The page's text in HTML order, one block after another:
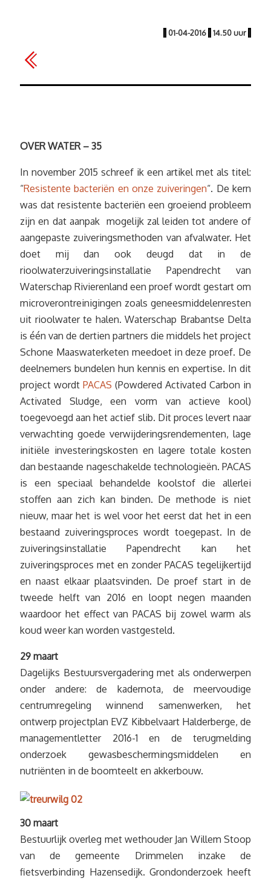
| 01-04-2016 | 14.50 uur |
OVER WATER – 35
In november 2015 schreef ik een artikel met als titel:
“Resistente bacteriën en onze zuiveringen“. De kern
was dat resistente bacteriën een groeiend probleem
zijn en dat aanpak mogelijk zal leiden tot andere of
aangepaste zuiveringsmethoden van afvalwater. Het
doet mij dan ook deugd dat in de
rioolwaterzuiveringsinstallatie Papendrecht van
Waterschap Rivierenland een proef wordt gestart om
microverontreinigingen zoals geneesmiddelenresten
uit rioolwater te halen. Waterschap Brabantse Delta
is één van de dertien partners die middels het project
Schone Maaswaterketen meedoet in deze proef. De
deelnemers bundelen hun kennis en expertise. In dit
project wordt PACAS (Powdered Activated Carbon in
Activated Sludge, een vorm van actieve kool)
toegevoegd aan het actief slib. Dit proces levert naar
verwachting goede verwijderingsrendementen, lage
initiële investeringskosten en lagere totale kosten
dan bestaande nageschakelde technologieën. PACAS
is een speciaal behandelde koolstof die allerlei
stoffen aan zich kan binden. De methode is niet
nieuw, maar het is wel voor het eerst dat het in een
bestaand zuiveringsproces wordt toegepast. In de
zuiveringsinstallatie Papendrecht kan het
zuiveringsproces met en zonder PACAS tegelijkertijd
en naast elkaar plaatsvinden. De proef start in de
tweede helft van 2016 en loopt negen maanden
waardoor het effect van PACAS bij zowel warm als
koud weer kan worden vastgesteld.
29 maart
Dagelijks Bestuursvergadering met als onderwerpen
onder andere: de kadernota, de meervoudige
centrumregeling winnend samenwerken, het
ontwerp projectplan EVZ Kibbelvaart Halderberge, de
managementletter 2016-1 en de terugmelding
onderzoek gewasbeschermingsmiddelen en
nutriënten in de boomteelt en akkerbouw.
30 maart
Bestuurlijk overleg met wethouder Jan Willem Stoop
van de gemeente Drimmelen inzake de
fietsverbinding Hazensedijk. Grondonderzoek heeft